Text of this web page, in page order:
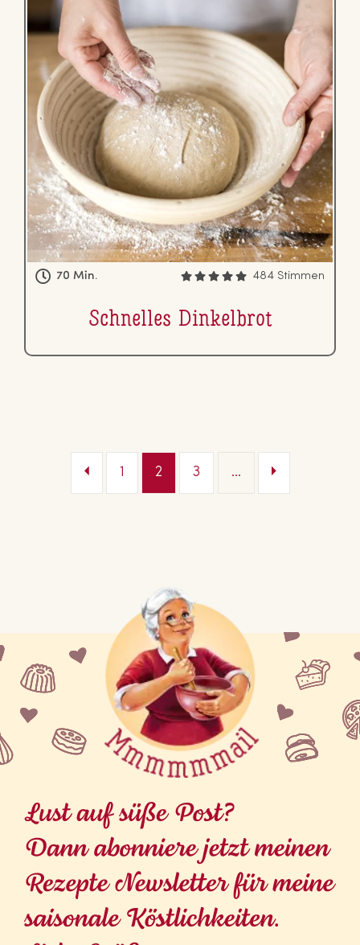
70 Min. 484 Stimmen
Schnelles Din­kel­brot
1 2 3 ...